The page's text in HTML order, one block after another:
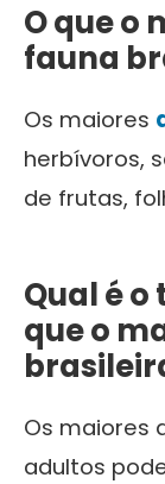
O que o
fauna
Os maiores
herbívoros,
de frutas,
Qual é
que o
Os maiores
adultos